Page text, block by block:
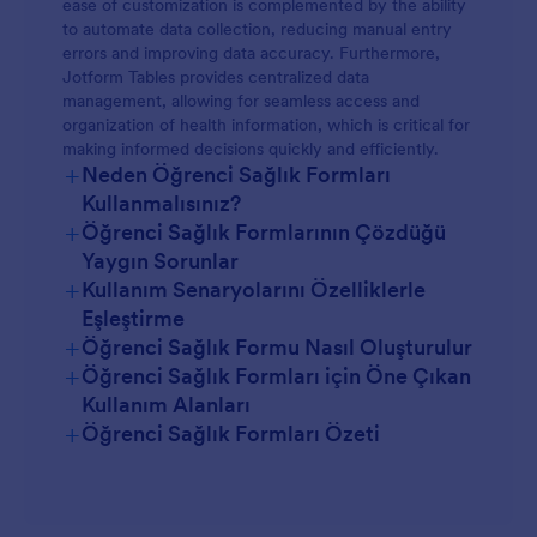
ease of customization is complemented by the ability
to automate data collection, reducing manual entry
errors and improving data accuracy. Furthermore,
Jotform Tables provides centralized data
management, allowing for seamless access and
organization of health information, which is critical for
making informed decisions quickly and efficiently.
+Neden Öğrenci Sağlık Formları
Kullanmalısınız?
+Öğrenci Sağlık Formlarının Çözdüğü
Yaygın Sorunlar
+Kullanım Senaryolarını Özelliklerle
Eşleştirme
+Öğrenci Sağlık Formu Nasıl Oluşturulur
+Öğrenci Sağlık Formları için Öne Çıkan
Kullanım Alanları
Yöneticiler için
+Öğrenci Sağlık Formları Özeti